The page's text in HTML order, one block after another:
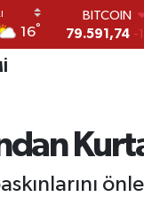
16°
DOLAR
45,43620
G.ALTIN
6862,09000
14.598,00